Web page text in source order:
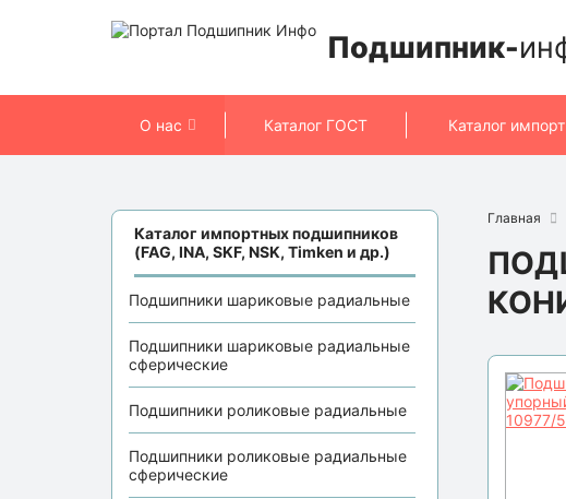
Подшипник-
О нас Каталог ГОСТ Каталог импорт
Каталог импортных подшипников
(FAG, INA, SKF, NSK, Timken и др.)
Подшипники шариковые радиальные
Подшипники шариковые радиальные
сферические
Подшипники роликовые радиальные
Подшипники роликовые радиальные
сферические
Главная